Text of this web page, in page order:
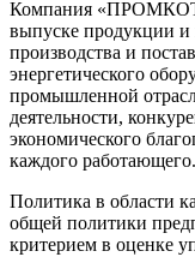
Компания
выпуске продукции и
производства и
энергетического
промышленной
деятельности,
экономического
каждого работающего.
Политика в области
общей политики
критерием в оценке